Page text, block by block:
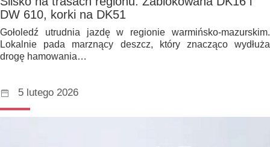
DW 610, korki na DK51
Gołoledź utrudnia jazdę w regionie warmińsko-mazurskim.
Lokalnie pada marznący deszcz, który znacząco wydłuża
drogę hamowania…
5 lutego 2026